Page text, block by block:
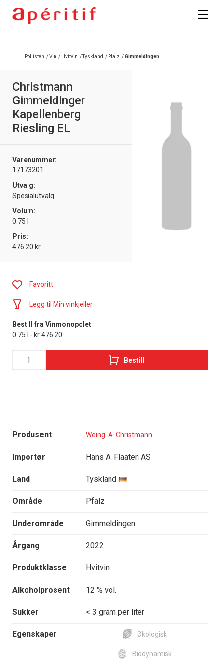
Pollisten /Vin / Hvitvin /Tyskland / Pfalz /Gimmeldingen
Christmann
Gimmeldinger
Kapellenberg
Riesling EL
Varenummer:
17173201
Utvalg:
Spesialutvalg
Volum:
0.75 l
Pris:
476.20 kr
Produsent Weing. A. Christmann
Importør Hans A. Flaaten AS
Land Tyskland
Område Pfalz
Underområde Gimmeldingen
Årgang 2022
Produktklasse Hvitvin
Alkoholprosent 12 % vol.
Sukker < 3 gram per liter
Egenskaper Økologisk
Biodynamisk
Favoritt
Legg til Min vinkjeller
Bestill fra Vinmonopolet
0.75 l - kr 476.20
Bestill